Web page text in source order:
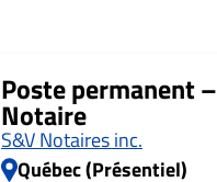
Poste permanent –
Notaire
S&V Notaires inc.
Québec (Présentiel)